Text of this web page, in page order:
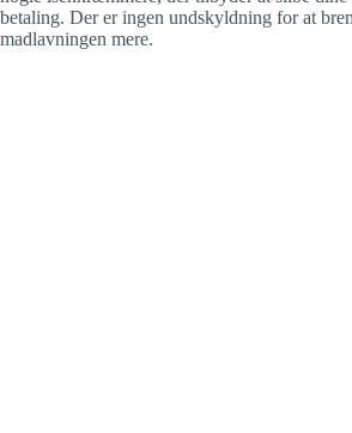
betaling. Der er ingen undskyldning for at
madlavningen mere.